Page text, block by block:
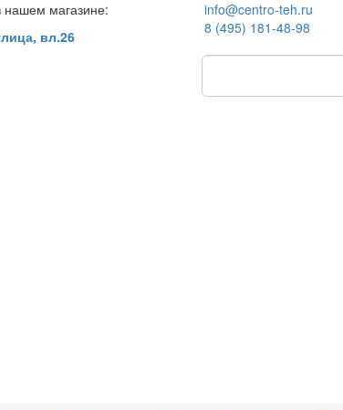
нашем магазине:
вл.26
info@centro-teh.ru
8 (495) 181-48-98